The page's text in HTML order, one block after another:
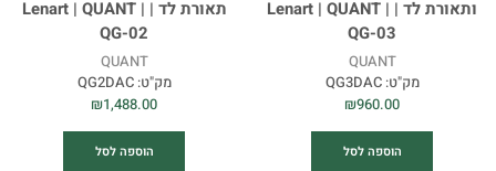
ותאורת לד | Lenart | QUANT |
QG-03
QUANT
מק"ט:QG3DAC
₪960.00
הוספה לסל
תאורת לד | Lenart | QUANT |
QG-02
QUANT
מק"ט:QG2DAC
₪1,488.00
הוספה לסל